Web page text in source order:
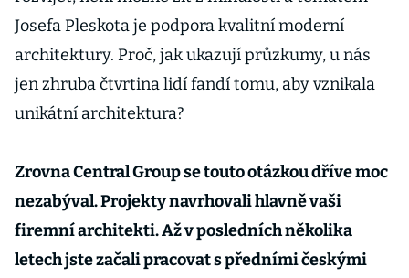
Josefa Pleskota je podpora kvalitní moderní
architektury. Proč, jak ukazují průzkumy, u nás
jen zhruba čtvrtina lidí fandí tomu, aby vznikala
unikátní architektura?
Zrovna Central Group se touto otázkou dříve moc
nezabýval. Projekty navrhovali hlavně vaši
firemní architekti. Až v posledních několika
letech jste začali pracovat s předními českými